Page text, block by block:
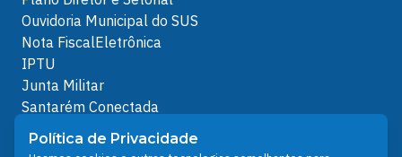
Ouvidoria Municipal do SUS
Nota FiscalEletrônica
IPTU
Junta Militar
Santarém Conectada
Política de Privacidade
People illustrations by Storyset
Política de Privacidade